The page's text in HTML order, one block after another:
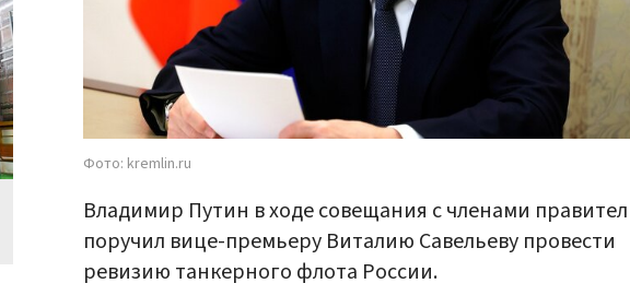
Фото: kremlin.ru
Владимир Путин в ходе совещания с членами
поручил вице-премьеру Виталию Савельеву провести
ревизию танкерного флота России.